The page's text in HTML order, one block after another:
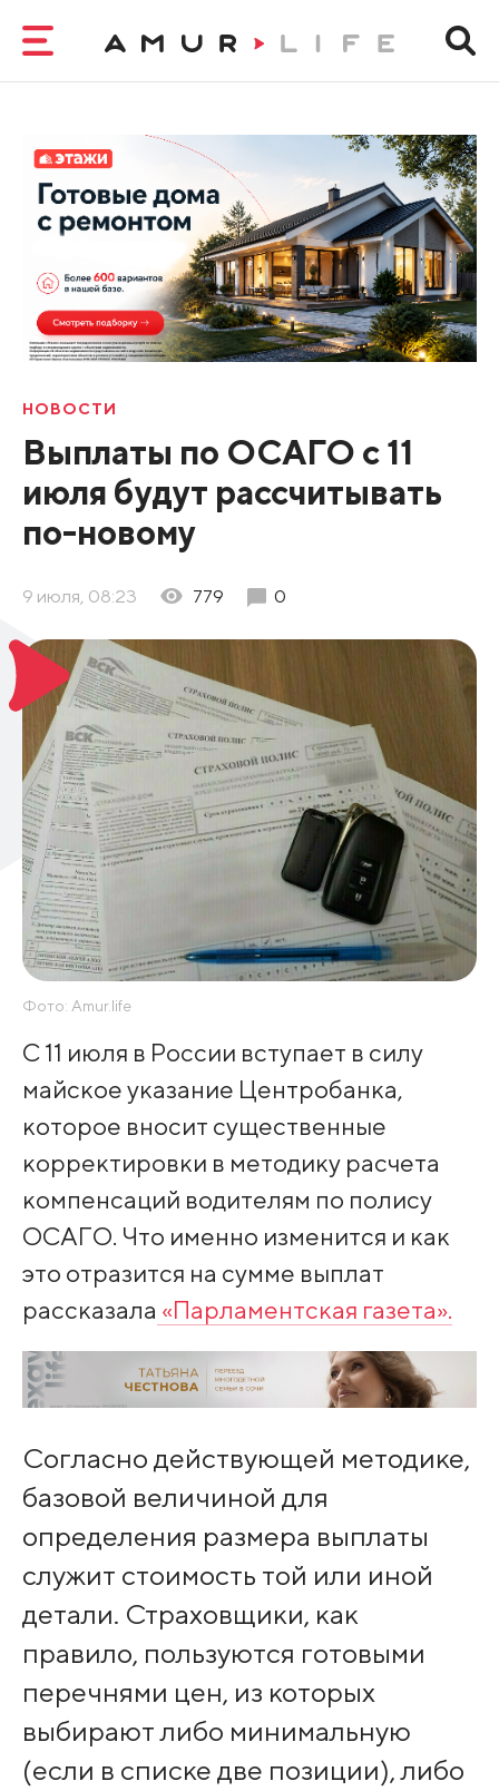
НОВОСТИ
Выплаты по ОСАГО с 11
июля будут рассчитывать
по-новому
9 июля, 08:23 779 0
Фото: Amur.life
С 11 июля в России вступает в силу
майское указание Центробанка,
которое вносит существенные
корректировки в методику расчета
компенсаций водителям по полису
ОСАГО. Что именно изменится и как
это отразится на сумме выплат
рассказала «Парламентская газета».
Согласно действующей методике,
базовой величиной для
определения размера выплаты
служит стоимость той или иной
детали. Страховщики, как
правило, пользуются готовыми
перечнями цен, из которых
выбирают либо минимальную
(если в списке две позиции), либо